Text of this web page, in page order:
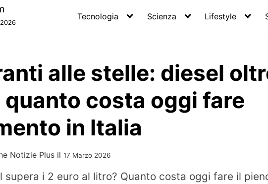
Tecnologia Scienza Lifestyle
alle stelle: diesel
costa oggi fare
in Italia
Notizie Plus il 17 Marzo 2026
supera i 2 euro al litro? Quanto costa oggi fare il